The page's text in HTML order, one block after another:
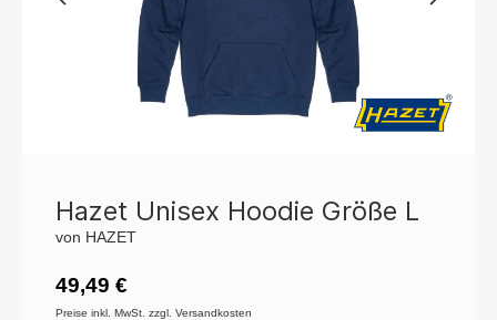
Hazet Unisex Hoodie Größe L
von HAZET
49,49 €
Preise inkl. MwSt. zzgl. Versandkosten